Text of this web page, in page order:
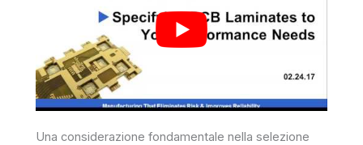
Una considerazione fondamentale nella selezione